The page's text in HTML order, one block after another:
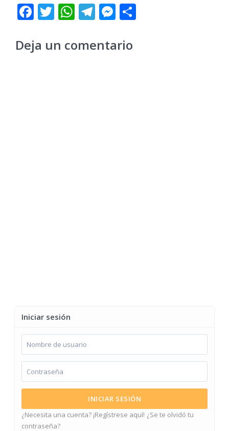
Facebook
Twitter
WhatsApp
Telegram
Messenger
Deja un comentario
Iniciar sesión
INICIAR SESIÓN
¿Necesita una cuenta? ¡Regístrese aquí! ¿Se te olvidó tu
contraseña?